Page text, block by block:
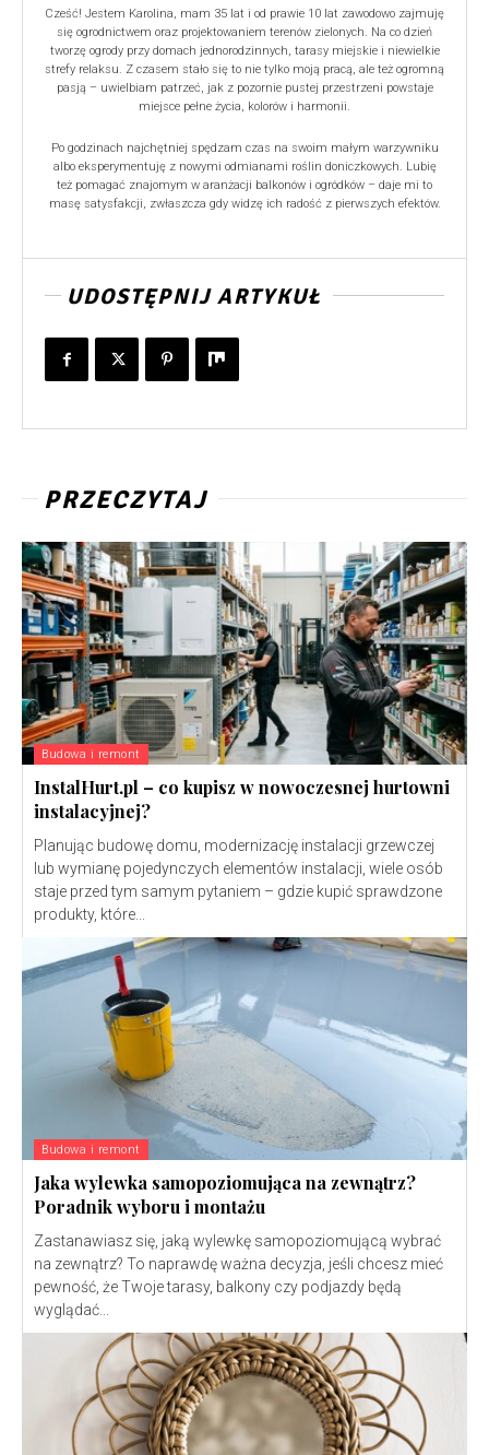
Cześć! Jestem Karolina, mam 35 lat i od prawie 10 lat zawodowo zajmuję
się ogrodnictwem oraz projektowaniem terenów zielonych. Na co dzień
tworzę ogrody przy domach jednorodzinnych, tarasy miejskie i niewielkie
strefy relaksu. Z czasem stało się to nie tylko moją pracą, ale też ogromną
pasją – uwielbiam patrzeć, jak z pozornie pustej przestrzeni powstaje
miejsce pełne życia, kolorów i harmonii.
Po godzinach najchętniej spędzam czas na swoim małym warzywniku
albo eksperymentuję z nowymi odmianami roślin doniczkowych. Lubię
też pomagać znajomym w aranżacji balkonów i ogródków – daje mi to
masę satysfakcji, zwłaszcza gdy widzę ich radość z pierwszych efektów.
UDOSTĘPNIJ ARTYKUŁ
PRZECZYTAJ
Budowa i remont
InstalHurt.pl – co kupisz w nowoczesnej hurtowni
instalacyjnej?
Planując budowę domu, modernizację instalacji grzewczej
lub wymianę pojedynczych elementów instalacji, wiele osób
staje przed tym samym pytaniem – gdzie kupić sprawdzone
produkty, które...
Budowa i remont
Jaka wylewka samopoziomująca na zewnątrz?
Poradnik wyboru i montażu
Zastanawiasz się, jaką wylewkę samopoziomującą wybrać
na zewnątrz? To naprawdę ważna decyzja, jeśli chcesz mieć
pewność, że Twoje tarasy, balkony czy podjazdy będą
wyglądać...